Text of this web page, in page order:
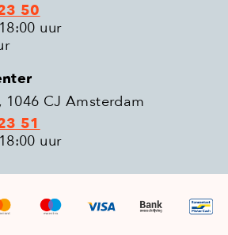
50
uur
1046 CJ Amsterdam
51
uur